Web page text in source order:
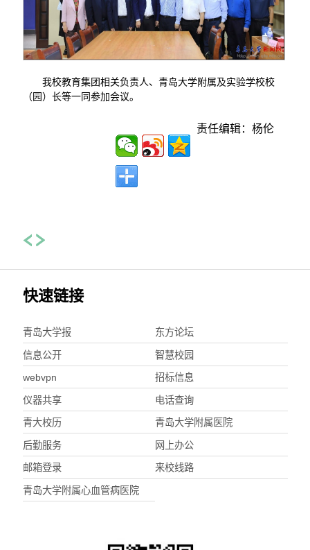
我校教育集团相关负责人、青岛大学附属及实验学校校
（园）长等一同参加会议。
责任编辑：杨伦
快速链接
青岛大学报 东方论坛
信息公开 智慧校园
webvpn 招标信息
仪器共享 电话查询
青大校历 青岛大学附属医院
后勤服务 网上办公
邮箱登录 来校线路
青岛大学附属心血管病医院